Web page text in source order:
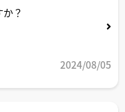
？
2024/08/05